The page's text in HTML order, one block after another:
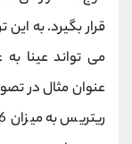
قرار بگیرد. به
می تواند عینا
عنوان مثال در